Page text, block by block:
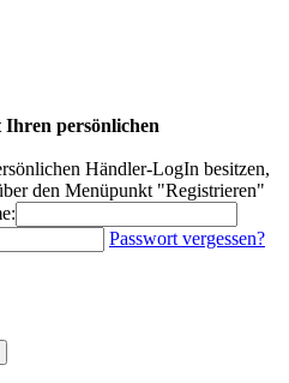
Ihren persönlichen
Händler-LogIn besitzen,
den Menüpunkt "Registrieren"
Passwort vergessen?